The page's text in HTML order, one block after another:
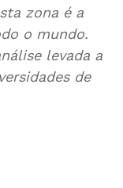
zona é a
o mundo.
levada a
de